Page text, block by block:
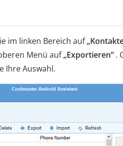
im linken Bereich auf
Menü auf„Exportieren“ .
Ihre Auswahl.